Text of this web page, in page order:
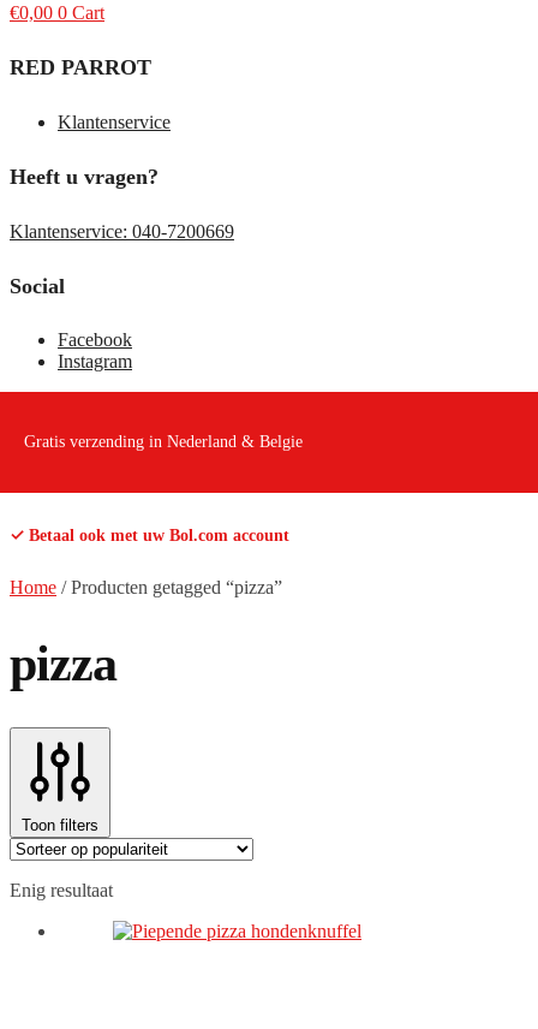
€0,00 0 Cart
RED PARROT
Klantenservice
Heeft u vragen?
Klantenservice: 040-7200669
Social
Facebook
Instagram
Gratis verzending in Nederland & Belgie
✓ Betaal ook met uw Bol.com account
Home /Producten getagged “pizza”
pizza
Toon filters
Enig resultaat